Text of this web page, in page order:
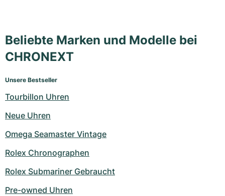
Beliebte Marken und Modelle bei
CHRONEXT
Unsere Bestseller
Tourbillon Uhren
Neue Uhren
Omega Seamaster Vintage
Rolex Chronographen
Rolex Submariner Gebraucht
Pre-owned Uhren